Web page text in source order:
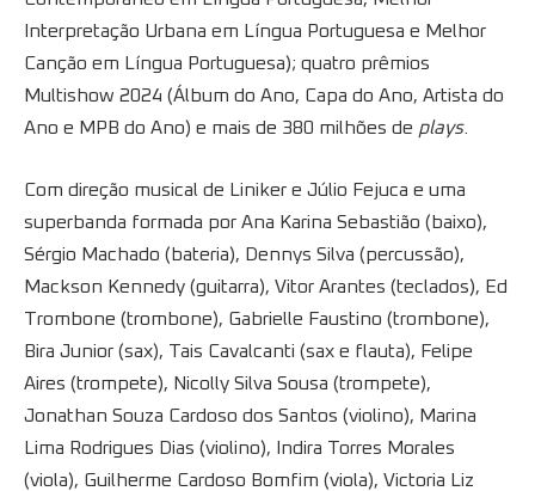
Interpretação Urbana em Língua Portuguesa e Melhor
Canção em Língua Portuguesa); quatro prêmios
Multishow 2024 (Álbum do Ano, Capa do Ano, Artista do
Ano e MPB do Ano) e mais de 380 milhões de plays.
Com direção musical de Liniker e Júlio Fejuca e uma
superbanda formada por Ana Karina Sebastião (baixo),
Sérgio Machado (bateria), Dennys Silva (percussão),
Mackson Kennedy (guitarra), Vitor Arantes (teclados), Ed
Trombone (trombone), Gabrielle Faustino (trombone),
Bira Junior (sax), Tais Cavalcanti (sax e flauta), Felipe
Aires (trompete), Nicolly Silva Sousa (trompete),
Jonathan Souza Cardoso dos Santos (violino), Marina
Lima Rodrigues Dias (violino), Indira Torres Morales
(viola), Guilherme Cardoso Bomfim (viola), Victoria Liz